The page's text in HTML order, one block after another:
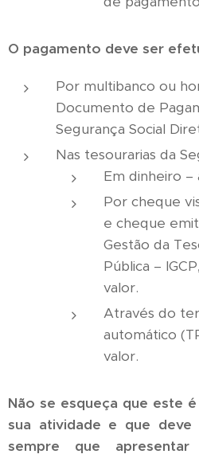
O pagamento deve ser
Por multibanco ou
Documento de
Segurança Social
Nas tesourarias da
Em dinheiro
Por cheque
e cheque
Gestão da
Pública –
valor.
Através do
automático
valor.
Não se esqueça que este
sua atividade e que
sempre que